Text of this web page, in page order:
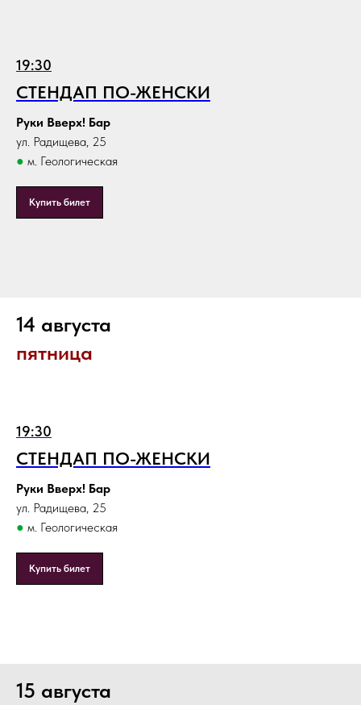
19:30
СТЕНДАП ПО-ЖЕНСКИ
Руки Вверх! Бар
ул. Радищева, 25
● м. Геологическая
Купить билет
14 августа
пятница
19:30
СТЕНДАП ПО-ЖЕНСКИ
Руки Вверх! Бар
ул. Радищева, 25
● м. Геологическая
Купить билет
15 августа